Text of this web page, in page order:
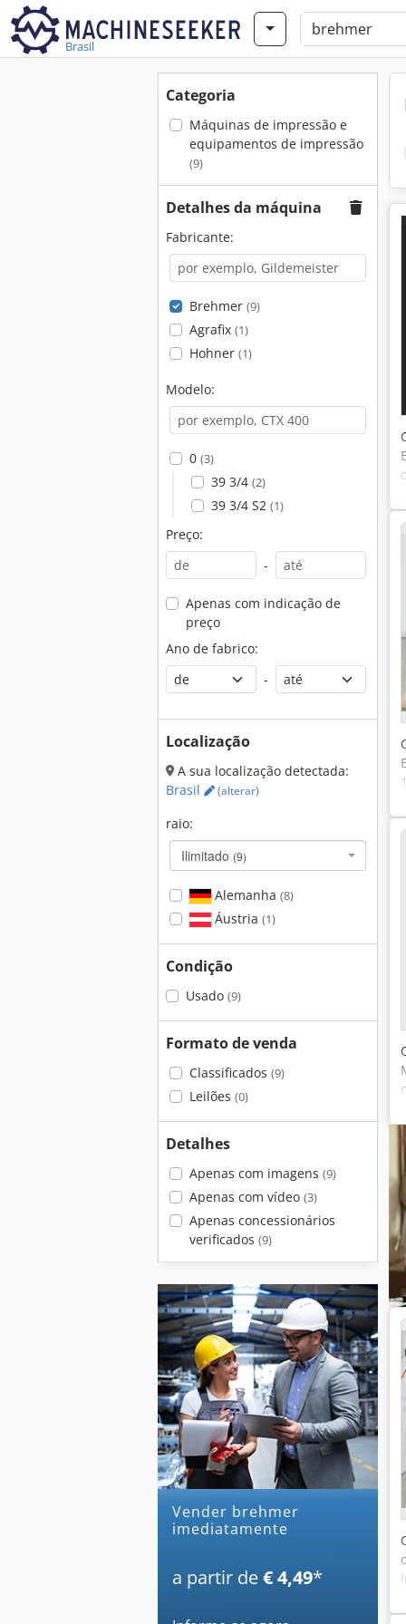
Brasil
Categoria
Máquinas de impressão e
equipamentos de impressão
(9)
Detalhes da máquina
Fabricante:
Brehmer (9)
Agrafix (1)
Hohner (1)
Modelo:
0 (3)
39 3/4 (2)
39 3/4 S2 (1)
Preço:
-
Apenas com indicação de
preço
Ano de fabrico:
-
Localização
A sua localização detectada:
Brasil
(alterar)
raio:
Ilimitado (9)
Alemanha (8)
Áustria (1)
Condição
Usado (9)
Formato de venda
Classificados (9)
Leilões (0)
Detalhes
Apenas com imagens (9)
Apenas com vídeo (3)
Apenas concessionários
verificados (9)
Vender brehmer
imediatamente
a partir de€ 4,49*